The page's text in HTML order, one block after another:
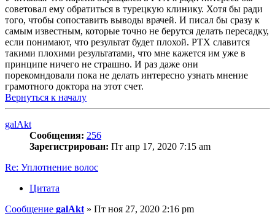
советовал ему обратиться в турецкую клинику. Хотя бы ради
того, чтобы сопоставить выводы врачей. И писал бы сразу к
самым известным, которые точно не берутся делать пересадку,
если понимают, что результат будет плохой. РТХ славится
такими плохими результатами, что мне кажется им уже в
принципе ничего не страшно. И раз даже они
порекомндовали пока не делать интересно узнать мнение
грамотного доктора на этот счет.
Вернуться к началу
galAkt
Сообщения: 256
Зарегистрирован: Пт апр 17, 2020 7:15 am
Re: Уплотнение волос
Цитата
Сообщение galAkt » Пт ноя 27, 2020 2:16 pm